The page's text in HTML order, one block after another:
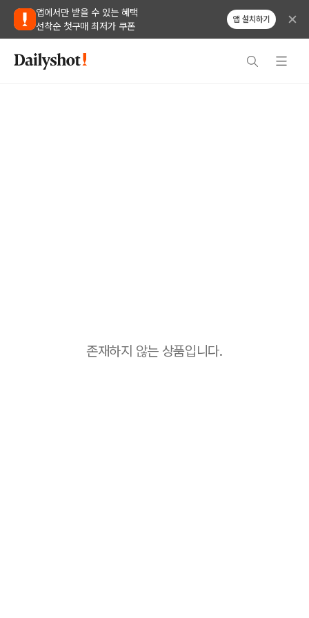
앱에서만 받을 수 있는 혜택
선착순 첫구매 최저가 쿠폰
앱 설치하기
존재하지 않는 상품입니다.